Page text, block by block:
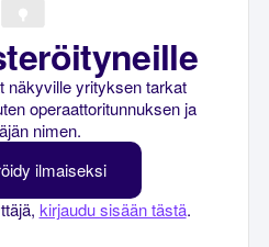
näkyville yrityksen tarkat
operaattoritunnuksen ja
nimen.
ilmaiseksi
kirjaudu sisään tästä.